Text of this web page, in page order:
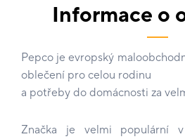
Informace o
Pepco je evropský
oblečení pro celou rodinu
a potřeby do domácnosti za
Značka je velmi populární